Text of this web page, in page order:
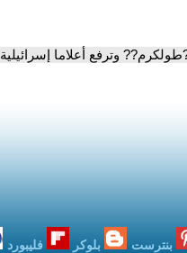
وترفع أعلاما إسرائيلية
بنترست بلوكر فليبورد